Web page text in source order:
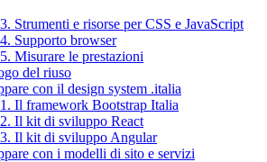
Strumenti e risorse per CSS e JavaScript
Supporto browser
Misurare le prestazioni
del riuso
con il design system .italia
Il framework Bootstrap Italia
Il kit di sviluppo React
Il kit di sviluppo Angular
con i modelli di sito e servizi